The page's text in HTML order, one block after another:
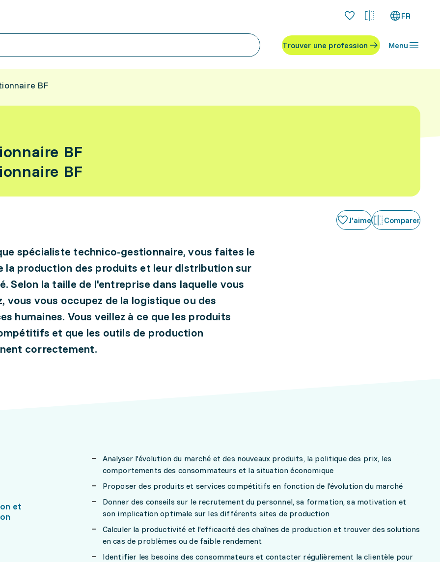
FR
Trouver une profession Menu
BF
BF
BF
J'aime Comparer
spécialiste technico-gestionnaire, vous faites le
la production des produits et leur distribution sur
Selon la taille de l'entreprise dans laquelle vous
vous vous occupez de la logistique ou des
humaines. Vous veillez à ce que les produits
et que les outils de production
correctement.
et
Analyser l'évolution du marché et des nouveaux produits, la politique des prix, les
comportements des consommateurs et la situation économique
Proposer des produits et services compétitifs en fonction de l'évolution du marché
Donner des conseils sur le recrutement du personnel, sa formation, sa motivation et
son implication optimale sur les différents sites de production
Calculer la productivité et l'efficacité des chaînes de production et trouver des solutions
en cas de problèmes ou de faible rendement
Identifier les besoins des consommateurs et contacter régulièrement la clientèle pour